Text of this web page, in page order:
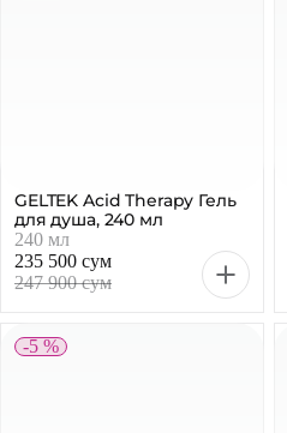
GELTEK Acid Therapy Гель
для душа, 240 мл
240 мл
235 500 сум
247 900 сум
-5 %